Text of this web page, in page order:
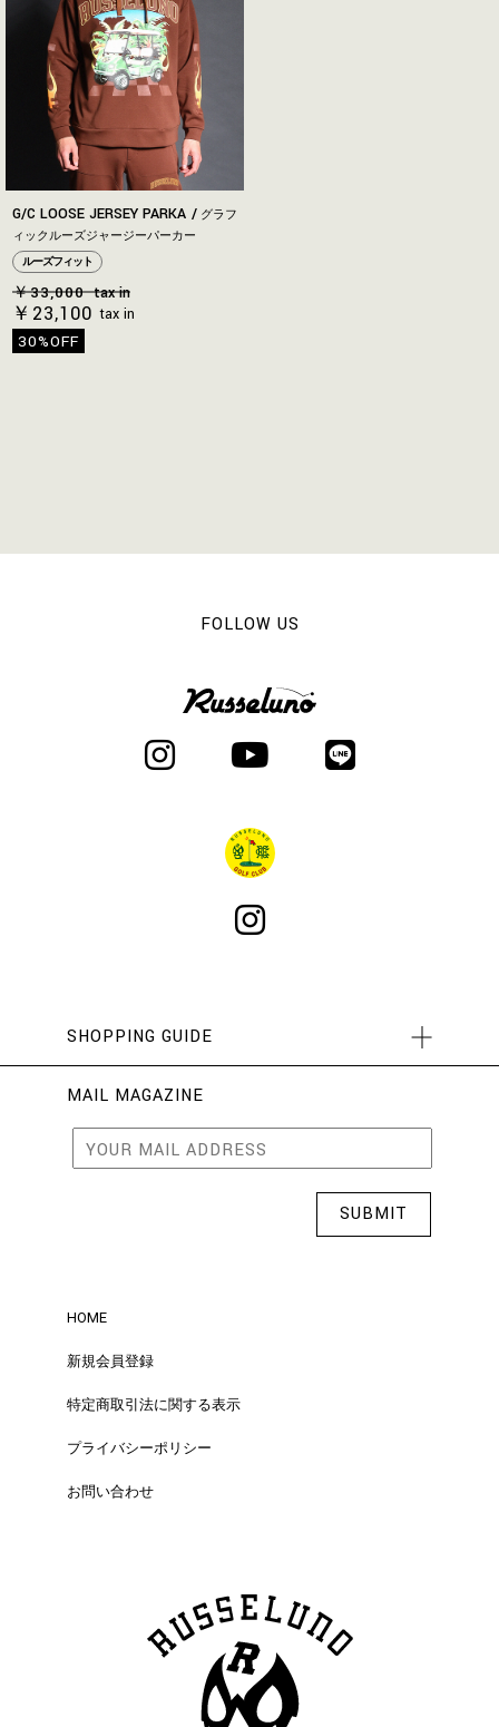
G/C LOOSE JERSEY PARKA
グラフ
ィックルーズジャージーパーカー
ルーズフィット
￥33,000 tax in
￥23,100 tax in
30%OFF
FOLLOW US
SHOPPING GUIDE
MAIL MAGAZINE
HOME
新規会員登録
特定商取引法に関する表示
プライバシーポリシー
お問い合わせ